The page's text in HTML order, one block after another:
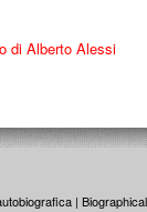
di Alberto Alessi
|